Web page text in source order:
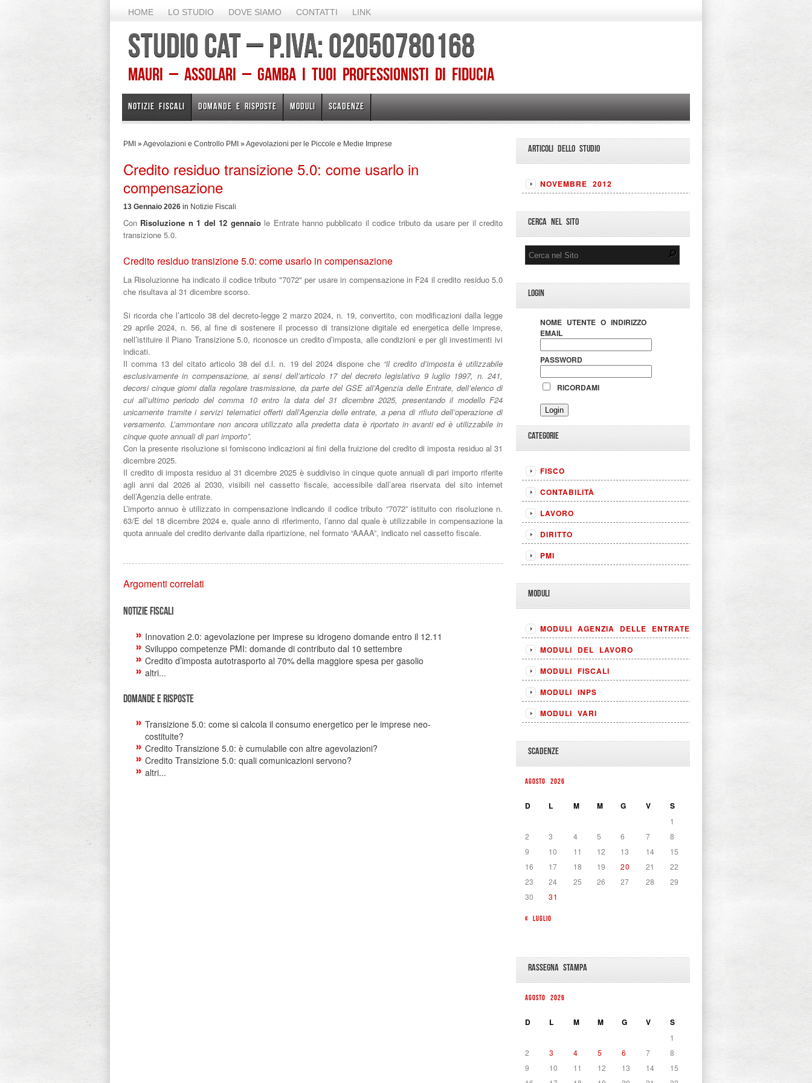
HOME LO STUDIO DOVE SIAMO CONTATTI LINK
STUDIO CAT – P.IVA: 02050780168
Mauri – Assolari – Gamba I TUOI PROFESSIONISTI DI FIDUCIA
NOTIZIE FISCALI DOMANDE E RISPOSTE MODULI SCADENZE
PMI »Agevolazioni e Controllo PMI »Agevolazioni per le Piccole e Medie Imprese
Credito residuo transizione 5.0: come usarlo in
compensazione
13 Gennaio 2026 in Notizie Fiscali
Con Risoluzione n 1 del 12 gennaio le Entrate hanno pubblicato il codice tributo da usare per il credito
transizione 5.0.
Credito residuo transizione 5.0: come usarlo in compensazione
La Risoluzionne ha indicato il codice tributo "7072" per usare in compensazione in F24 il credito residuo 5.0
che risultava al 31 dicembre scorso.
Si ricorda che l’articolo 38 del decreto-legge 2 marzo 2024, n. 19, convertito, con modificazioni dalla legge
29 aprile 2024, n. 56, al fine di sostenere il processo di transizione digitale ed energetica delle imprese,
nell’istituire il Piano Transizione 5.0, riconosce un credito d’imposta, alle condizioni e per gli investimenti ivi
indicati.
Il comma 13 del citato articolo 38 del d.l. n. 19 del 2024 dispone che“il credito d’imposta è utilizzabile
esclusivamente in compensazione, ai sensi dell’articolo 17 del decreto legislativo 9 luglio 1997, n. 241,
decorsi cinque giorni dalla regolare trasmissione, da parte del GSE all’Agenzia delle Entrate, dell’elenco di
cui all’ultimo periodo del comma 10 entro la data del 31 dicembre 2025, presentando il modello F24
unicamente tramite i servizi telematici offerti dall’Agenzia delle entrate, a pena di rifiuto dell’operazione di
versamento. L’ammontare non ancora utilizzato alla predetta data è riportato in avanti ed è utilizzabile in
cinque quote annuali di pari importo”.
Con la presente risoluzione si forniscono indicazioni ai fini della fruizione del credito di imposta residuo al 31
dicembre 2025.
Il credito di imposta residuo al 31 dicembre 2025 è suddiviso in cinque quote annuali di pari importo riferite
agli anni dal 2026 al 2030, visibili nel cassetto fiscale, accessibile dall’area riservata del sito internet
dell’Agenzia delle entrate.
L’importo annuo è utilizzato in compensazione indicando il codice tributo “7072” istituito con risoluzione n.
63/E del 18 dicembre 2024 e, quale anno di riferimento, l’anno dal quale è utilizzabile in compensazione la
quota annuale del credito derivante dalla ripartizione, nel formato “AAAA”, indicato nel cassetto fiscale.
Argomenti correlati
Notizie Fiscali
Innovation 2.0: agevolazione per imprese su idrogeno domande entro il 12.11
Sviluppo competenze PMI: domande di contributo dal 10 settembre
Credito d’imposta autotrasporto al 70% della maggiore spesa per gasolio
altri...
Domande e risposte
Transizione 5.0: come si calcola il consumo energetico per le imprese neo-
costituite?
Credito Transizione 5.0: è cumulabile con altre agevolazioni?
Credito Transizione 5.0: quali comunicazioni servono?
altri...
ARTICOLI DELLO STUDIO
NOVEMBRE 2012
CERCA NEL SITO
LOGIN
NOME UTENTE O INDIRIZZO
EMAIL
PASSWORD
RICORDAMI
CATEGORIE
FISCO
CONTABILITÀ
LAVORO
DIRITTO
PMI
MODULI
MODULI AGENZIA DELLE ENTRATE
MODULI DEL LAVORO
MODULI FISCALI
MODULI INPS
MODULI VARI
SCADENZE
AGOSTO 2026
D L M M G V S
« LUGLIO
1
2
3 4 5 6 7
8
9
10 11 12 13 14
15
16
17 18 19 20 21
22
23
24 25 26 27 28
29
30
31
RASSEGNA STAMPA
AGOSTO 2026
D L M M G V S
1
2
3 4 5 6 7
8
9
10 11 12 13 14
15